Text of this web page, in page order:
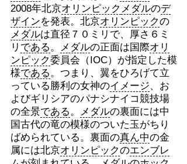
2008年北京オリンピック メダルのデ
ザインを発表。北京オリンピックの
メダルは直径７０ミリで、厚さ６ミ
リ である。 メダルの正面は国際オリ
ンピック委員会（IOC）が指定した模
様である。つまり、翼をひろげて立
っている勝利の女神のイメージ、お
よびギリシアのパナシナイコ競技場
の全景である。 メダルの裏面には中
国古代の竜の模様のついた玉がちり
ばめられている。裏面の真ん中の金
属には北京オリンピックのエンブレ